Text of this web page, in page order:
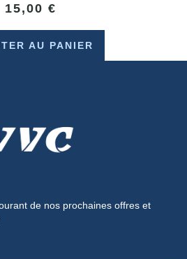
15,00 €
AU PANIER
de nos prochaines offres et